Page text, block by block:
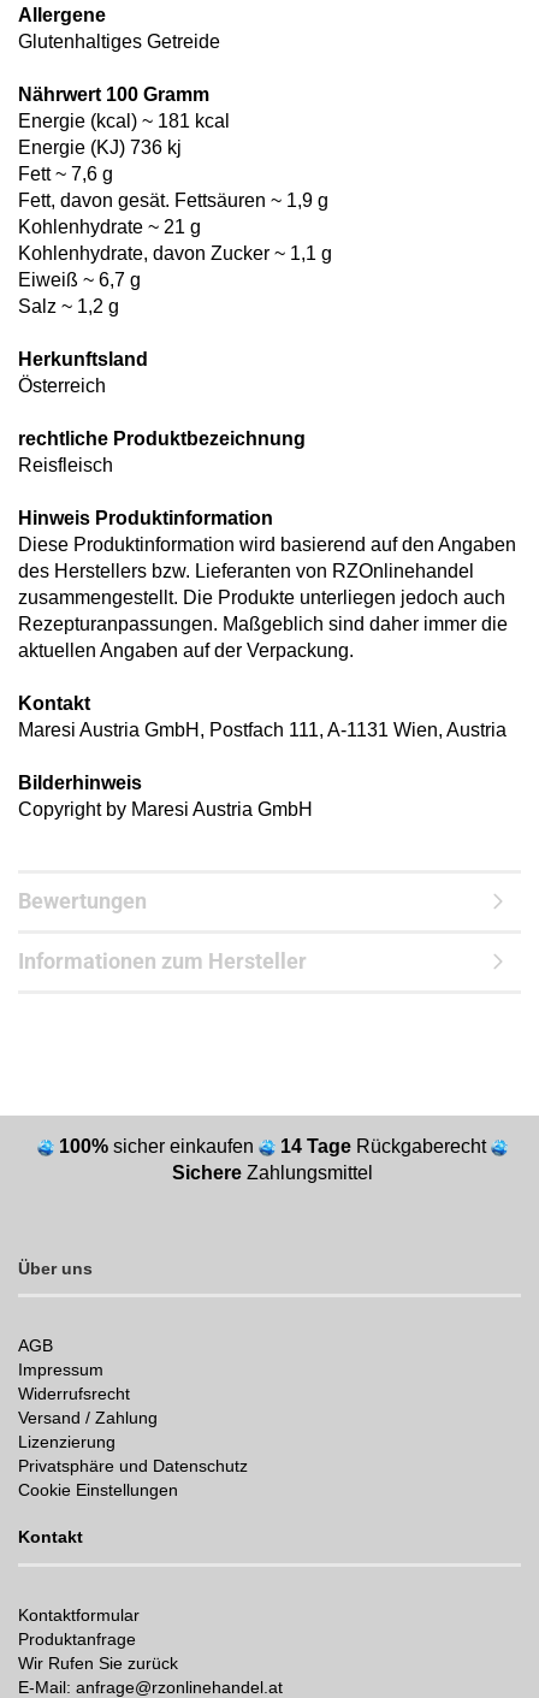
Allergene
Glutenhaltiges Getreide
Nährwert 100 Gramm
Energie (kcal) ~ 181 kcal
Energie (KJ) 736 kj
Fett ~ 7,6 g
Fett, davon gesät. Fettsäuren ~ 1,9 g
Kohlenhydrate ~ 21 g
Kohlenhydrate, davon Zucker ~ 1,1 g
Eiweiß ~ 6,7 g
Salz ~ 1,2 g
Herkunftsland
Österreich
rechtliche Produktbezeichnung
Reisfleisch
Hinweis Produktinformation
Diese Produktinformation wird basierend auf den Angaben
des Herstellers bzw. Lieferanten von RZOnlinehandel
zusammengestellt. Die Produkte unterliegen jedoch auch
Rezepturanpassungen. Maßgeblich sind daher immer die
aktuellen Angaben auf der Verpackung.
Kontakt
Maresi Austria GmbH, Postfach 111, A-1131 Wien, Austria
Bilderhinweis
Copyright by Maresi Austria GmbH
Bewertungen
Informationen zum Hersteller
100% sicher einkaufen 14 Tage Rückgaberecht
Sichere Zahlungsmittel
Über uns
AGB
Impressum
Widerrufsrecht
Versand / Zahlung
Lizenzierung
Privatsphäre und Datenschutz
Cookie Einstellungen
Kontakt
Kontaktformular
Produktanfrage
Wir Rufen Sie zurück
E-Mail: anfrage@rzonlinehandel.at